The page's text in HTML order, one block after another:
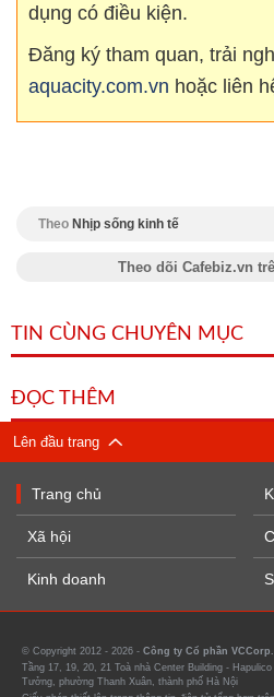
dụng có điều kiện.
Đăng ký tham quan, trải
aquacity.com.vn hoặc liên
Theo Nhịp sống kinh tế
Theo dõi Cafebiz.vn
TIN CÙNG CHUYÊN MỤC
ĐỌC THÊM
Lên đầu trang
Trang chủ
Xã hội
Kinh doanh
© Copyright 2012 - 2026 - Công ty Cổ phần VCCorp.
Tầng 17, 19, 20, 21 Toà nhà Center Building -
Tưởng, phường Thanh Xuân, thành phố Hà Nội